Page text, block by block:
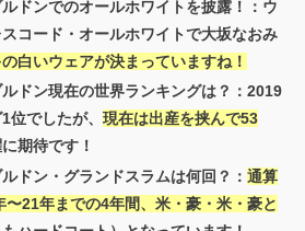
ドンでのオールホワイトを披露！：ウ
コード・オールホワイトで大坂なおみ
白いウェアが決まっていますね！
ドン現在の世界ランキングは？：2019
位でしたが、 現在は出産を挟んで53
期待です！
ドン・グランドスラムは何回？： 通算
〜21年までの4年間、米・豪・米・豪と